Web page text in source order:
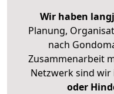
Wir haben
Planung,
nach
Zusammenarbeit
Netzwerk sind wir
oder